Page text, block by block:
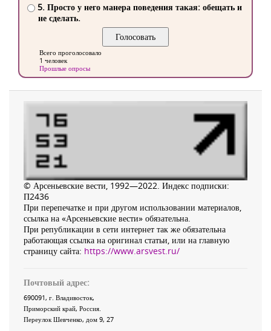
5. Просто у него манера поведения такая: обещать и
не сделать.
Всего проголосовало
1 человек
Прошлые опросы
© Арсеньевские вести, 1992—2022. Индекс подписки:
П2436
При перепечатке и при другом использовании материалов,
ссылка на «Арсеньевские вести» обязательна.
При републикации в сети интернет так же обязательна
работающая ссылка на оригинал статьи, или на главную
страницу сайта: https://www.arsvest.ru/
Почтовый адрес:
690091, г. Владивосток,
Приморский край, Россия
Переулок Шевченко, дом 9, 27